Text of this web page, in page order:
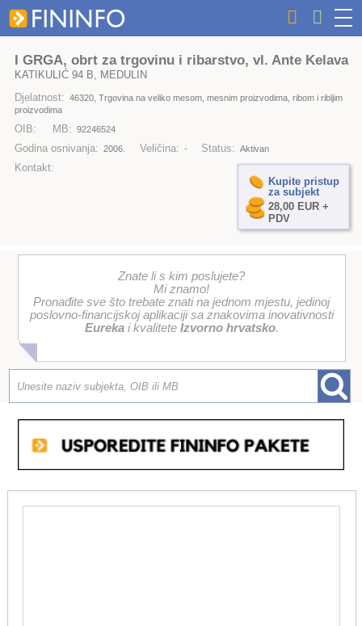
I GRGA, obrt za trgovinu i ribarstvo, vl. Ante Kelava
KATIKULIĆ 94 B, MEDULIN
Djelatnost: 46320, Trgovina na veliko mesom, mesnim proizvodima, ribom i ribljim
proizvodima
OIB: MB: 92246524
Godina osnivanja: 2006. Veličina: - Status: Aktivan
Kontakt:
Kupite pristup
za subjekt
28,00 EUR +
PDV
Znate li s kim poslujete?
Mi znamo!
Pronađite sve što trebate znati na jednom mjestu, jedinoj
poslovno-financijskoj aplikaciji sa znakovima inovativnosti
Eurekai kvalitete Izvorno hrvatsko.